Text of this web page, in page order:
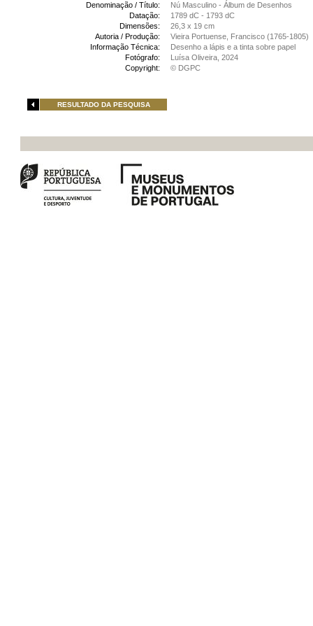
Denominação / Título:
Nú Masculino - Álbum de Desenhos
Datação:
1789 dC - 1793 dC
Dimensões:
26,3 x 19 cm
Autoria / Produção:
Vieira Portuense, Francisco (1765-1805)
Informação Técnica:
Desenho a lápis e a tinta sobre papel
Fotógrafo:
Luísa Oliveira, 2024
Copyright:
© DGPC
RESULTADO DA PESQUISA